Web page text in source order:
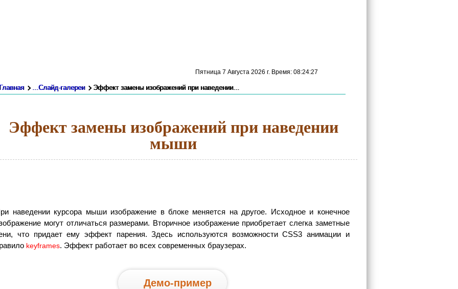
Пятница 7 Августа 2026 г. Время: 08:24:28
Главная ...Слайд-галереи Эффект замены изображений при наведении...
Эффект замены изображений при наведении
мыши
наведении курсора мыши изображение в блоке меняется на другое. Исходное и конечное
могут отличаться размерами. Вторичное изображение приобретает слегка заметные
что придает ему эффект парения. Здесь используются возможности CSS3 анимации и
keyframes. Эффект работает во всех современных браузерах.
Демо-пример